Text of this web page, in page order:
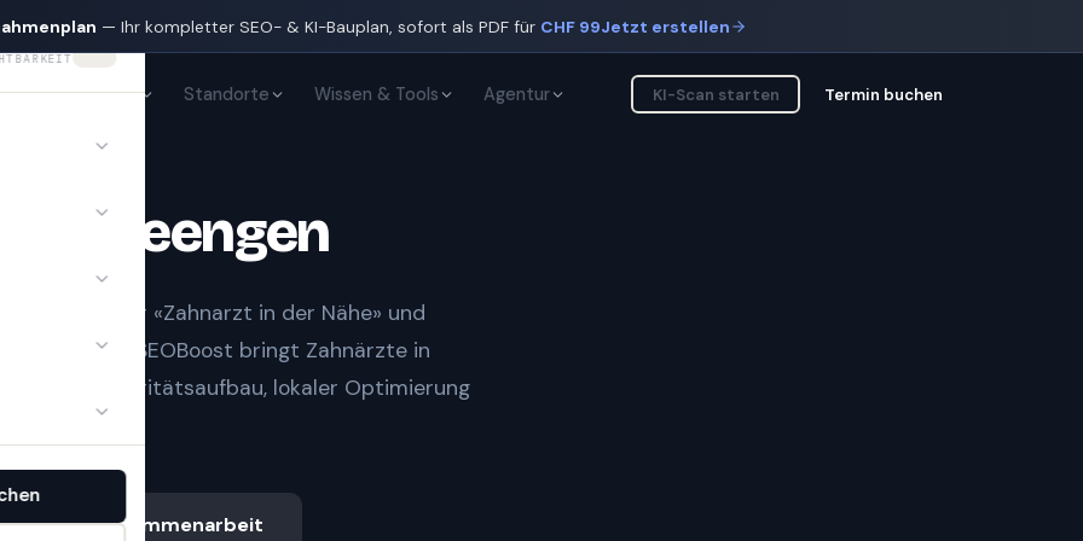
— Ihr kompletter SEO- & KI-Bauplan, sofort als PDF für CHF 99Jetzt erstellen
KI-Sichtbarkeit Standorte Wissen & Tools Agentur KI-Scan starten Termin buchen
inSeengen
Notfall» oder «Zahnarzt in der Nähe» und
Treffern.
SEOBoost bringt Zahnärzte in
Autoritätsaufbau, lokaler Optimierung
Ablauf & Zusammenarbeit